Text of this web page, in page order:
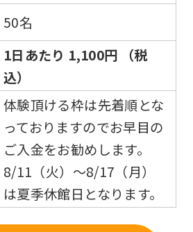
50名
1日あたり 1,100円 （税
込）
体験頂ける枠は先着順とな
っておりますのでお早目の
ご入金をお勧めします。
8/11（火）〜8/17（月）
は夏季休館日となります。